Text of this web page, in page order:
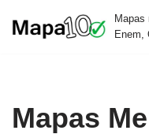
Mapas
Enem,
Mapas